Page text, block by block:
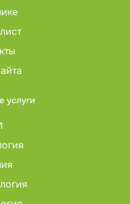
услуги